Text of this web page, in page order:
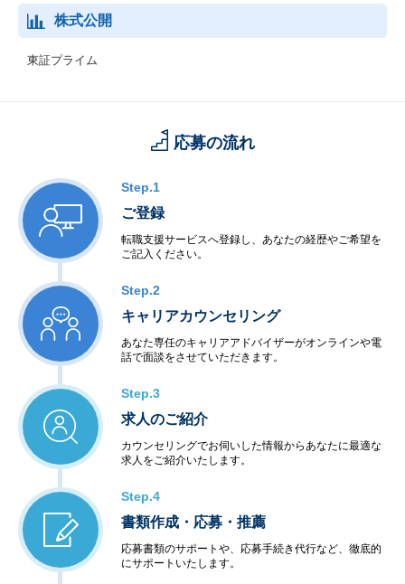
株式公開
東証プライム
応募の流れ
Step.1
ご登録
転職支援サービスへ登録し、あなたの経歴やご希望を
ご記入ください。
Step.2
キャリアカウンセリング
あなた専任のキャリアアドバイザーがオンラインや電
話で面談をさせていただきます。
Step.3
求人のご紹介
カウンセリングでお伺いした情報からあなたに最適な
求人をご紹介いたします。
Step.4
書類作成・応募・推薦
応募書類のサポートや、応募手続き代行など、徹底的
にサポートいたします。